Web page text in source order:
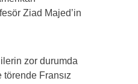
Ziad Majed’in
zor durumda
törende Fransız